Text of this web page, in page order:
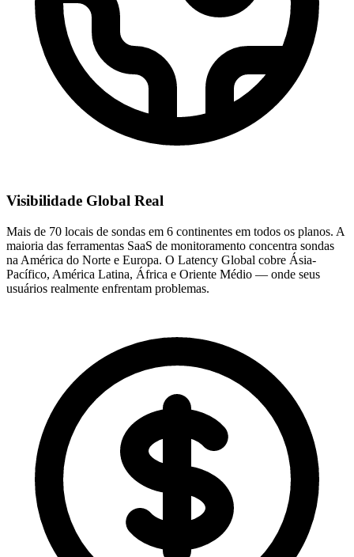
Visibilidade Global Real
Mais de 70 locais de sondas em 6 continentes em todos os planos. A
maioria das ferramentas SaaS de monitoramento concentra sondas
na América do Norte e Europa. O Latency Global cobre Ásia-
Pacífico, América Latina, África e Oriente Médio — onde seus
usuários realmente enfrentam problemas.